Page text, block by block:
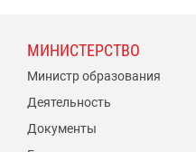
МИНИСТЕРСТВО
Министр образования
Деятельность
Документы